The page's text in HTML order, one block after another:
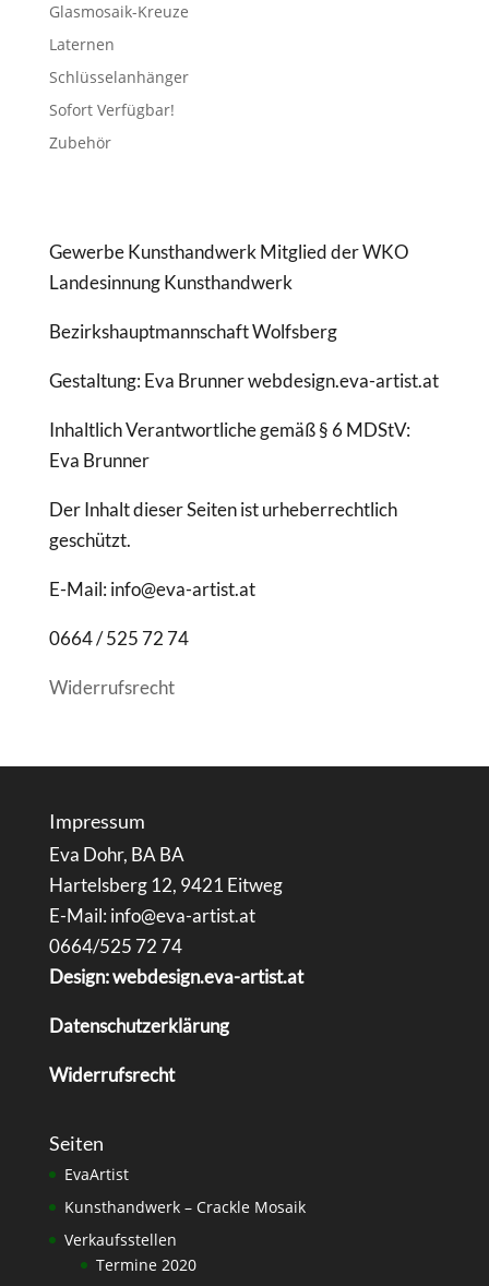
Glasmosaik-Kreuze
Laternen
Schlüsselanhänger
Sofort Verfügbar!
Zubehör
Gewerbe Kunsthandwerk Mitglied der WKO
Landesinnung Kunsthandwerk
Bezirkshauptmannschaft Wolfsberg
Gestaltung: Eva Brunner webdesign.eva-artist.at
Inhaltlich Verantwortliche gemäß § 6 MDStV:
Eva Brunner
Der Inhalt dieser Seiten ist urheberrechtlich
geschützt.
E-Mail: info@eva-artist.at
0664 / 525 72 74
Widerrufsrecht
Impressum
Eva Dohr, BA BA
Hartelsberg 12, 9421 Eitweg
E-Mail: info@eva-artist.at
0664/525 72 74
Design: webdesign.eva-artist.at
Datenschutzerklärung
Widerrufsrecht
Seiten
EvaArtist
Kunsthandwerk – Crackle Mosaik
Verkaufsstellen
Termine 2020